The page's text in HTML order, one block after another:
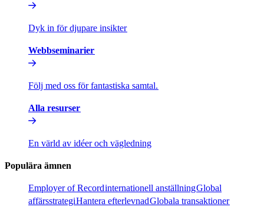
Dyk in för djupare insikter​​
Webbseminarier​​
Följ med oss för fantastiska samtal.​​
Alla resurser​​
En värld av idéer och vägledning​​
Populära ämnen​​
Employer of Record​​internationell anställning​​Global
affärsstrategi​​Hantera efterlevnad​​Globala transaktioner​​